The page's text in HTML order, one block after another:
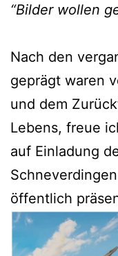
“Bilder wollen
Nach den
geprägt waren
und dem
Lebens, freue
auf Einladung
öffentlich